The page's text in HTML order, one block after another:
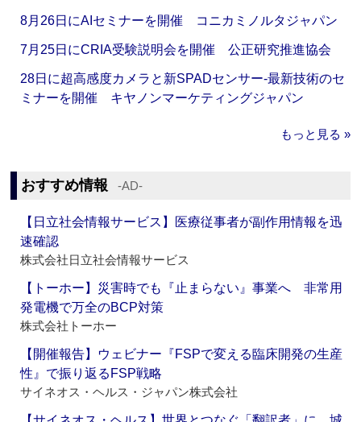
8月26日にAIセミナーを開催 コニカミノルタジャパン
7月25日にCRIA受験説明会を開催 公正研究推進協会
28日に超高感度カメラと新SPADセンサー‐最新技術のセ
ミナーを開催 キヤノンマーケティングジャパン
もっと見る »
おすすめ情報 ‐AD‐
【日立社会情報サービス】医療従事者が副作用情報を迅
速確認
株式会社日立社会情報サービス
【トーホー】災害時でも『止まらない』事業へ 非常用
発電機で万全のBCP対策
株式会社トーホー
【開催報告】ウェビナー『FSPで変える臨床開発の生産
性』で振り返るFSP戦略
サイネオス・ヘルス・ジャパン株式会社